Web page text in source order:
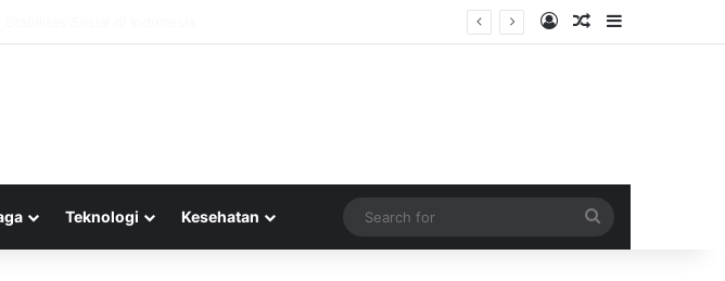
Log InRandom Article
Sidebar
Teknologi Kesehatan
for